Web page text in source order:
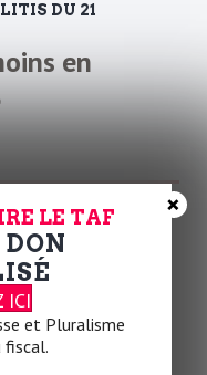
DU 21
en
LE TAF
ICI
et Pluralisme
fiscal.
×